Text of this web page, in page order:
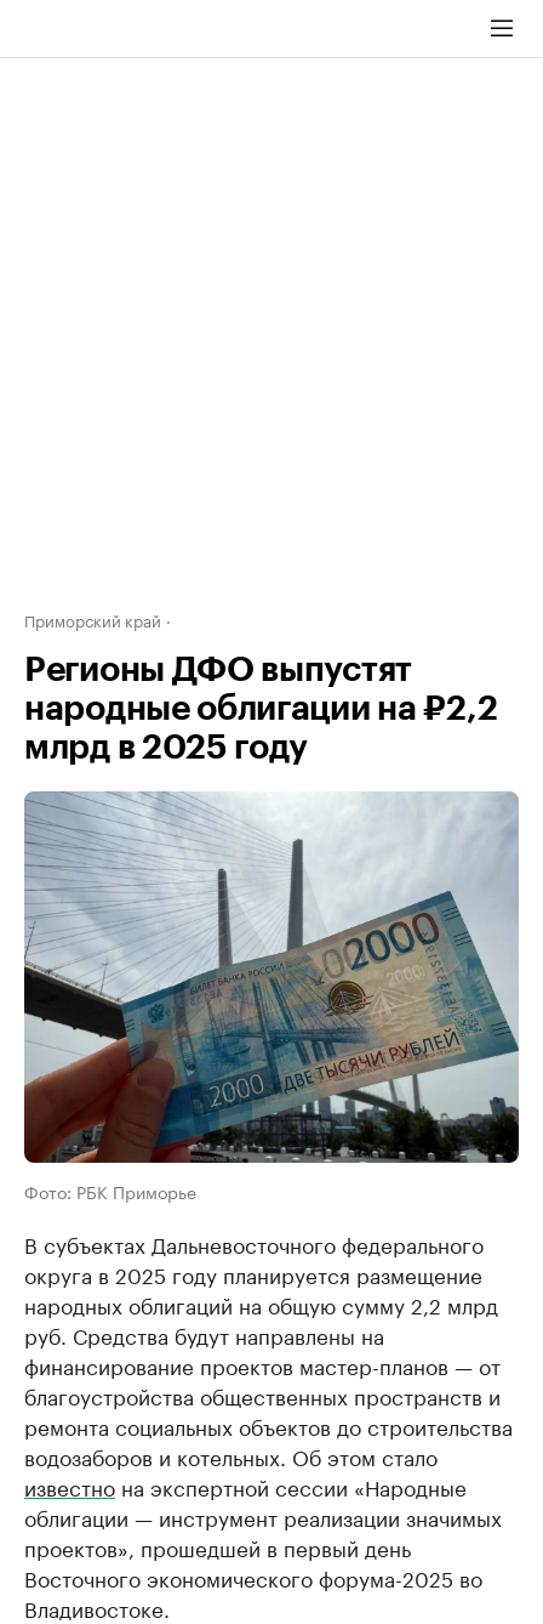
Приморский край
Регионы ДФО выпустят
народные облигации на ₽2,2
млрд в 2025 году
Фото: РБК Приморье
В субъектах Дальневосточного федерального
округа в 2025 году планируется размещение
народных облигаций на общую сумму 2,2 млрд
руб. Средства будут направлены на
финансирование проектов мастер-планов — от
благоустройства общественных пространств и
ремонта социальных объектов до строительства
водозаборов и котельных. Об этом стало
известно на экспертной сессии «Народные
облигации — инструмент реализации значимых
проектов», прошедшей в первый день
Восточного экономического форума-2025 во
Владивостоке.